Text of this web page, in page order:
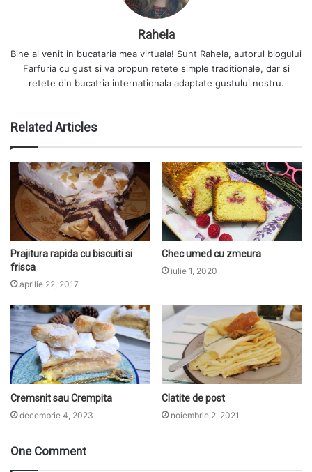
Rahela
Bine ai venit in bucataria mea virtuala! Sunt Rahela, autorul blogului
Farfuria cu gust si va propun retete simple traditionale, dar si
retete din bucatria internationala adaptate gustului nostru.
Related Articles
Prajitura rapida cu biscuiti si
frisca
aprilie 22, 2017
Chec umed cu zmeura
iulie 1, 2020
Cremsnit sau Crempita
decembrie 4, 2023
Clatite de post
noiembrie 2, 2021
One Comment